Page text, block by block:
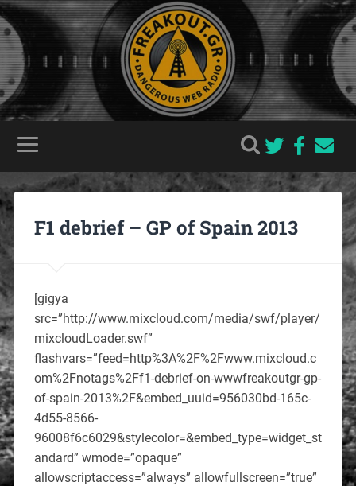
F1 debrief – GP of Spain 2013
[gigya
src=”http://www.mixcloud.com/media/swf/player/
mixcloudLoader.swf”
flashvars=”feed=http%3A%2F%2Fwww.mixcloud.c
om%2Fnotags%2Ff1-debrief-on-wwwfreakoutgr-gp-
of-spain-2013%2F&embed_uuid=956030bd-165c-
4d55-8566-
96008f6c6029&stylecolor=&embed_type=widget_st
andard” wmode=”opaque”
allowscriptaccess=”always” allowfullscreen=”true”